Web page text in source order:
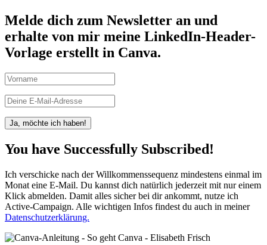
Melde dich zum Newsletter an und
erhalte von mir meine LinkedIn-Header-
Vorlage erstellt in Canva.
Ja, möchte ich haben!
You have Successfully Subscribed!
Ich verschicke nach der Willkommenssequenz mindestens einmal im
Monat eine E-Mail. Du kannst dich natürlich jederzeit mit nur einem
Klick abmelden. Damit alles sicher bei dir ankommt, nutze ich
Active-Campaign. Alle wichtigen Infos findest du auch in meiner
Datenschutzerklärung.